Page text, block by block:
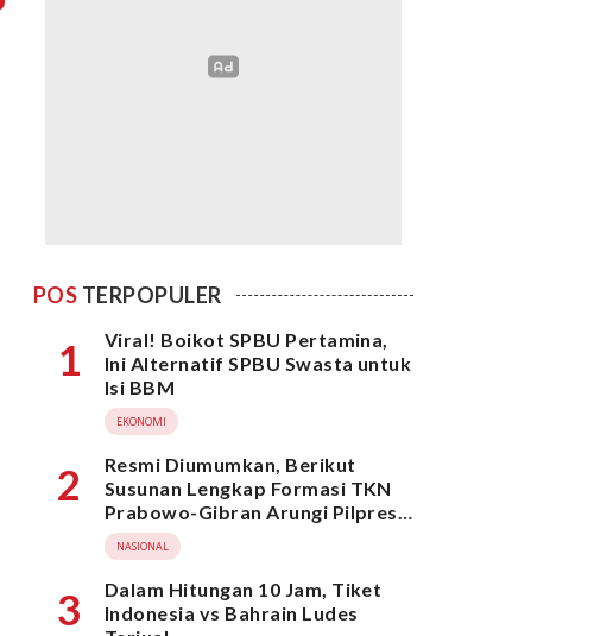
POS TERPOPULER
1
Viral! Boikot SPBU Pertamina,
Ini Alternatif SPBU Swasta untuk
Isi BBM
EKONOMI
2
Resmi Diumumkan, Berikut
Susunan Lengkap Formasi TKN
Prabowo-Gibran Arungi Pilpres
2024, Ada Ridwan Kamil hingga
Suami Yenny Wahid
NASIONAL
3
Dalam Hitungan 10 Jam, Tiket
Indonesia vs Bahrain Ludes